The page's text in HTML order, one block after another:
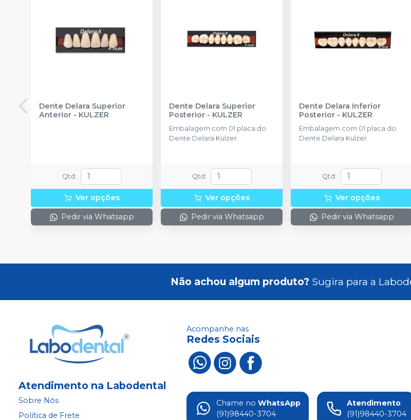
Dente Delara Superior
Anterior - KULZER
Qtd :
Ver opções
Pedir via Whatsapp
Dente Delara Superior
Posterior - KULZER
Embalagem com 01 placa do
Dente Delara Kulzer.
Qtd :
Ver opções
Pedir via Whatsapp
Dente Delara Inferior
Posterior - KULZER
Embalagem com 01 placa do
Dente Delara Kulzer.
Qtd :
Ver opções
Pedir via Whatsapp
Não achou algum produto? Sugira para a
Atendimento na Labodental
Sobre Nós
Política de Frete
Acompanhe nas
Redes Sociais
Chame no WhatsApp
(91)98440-3704
Atendimento
(91)98440-3704